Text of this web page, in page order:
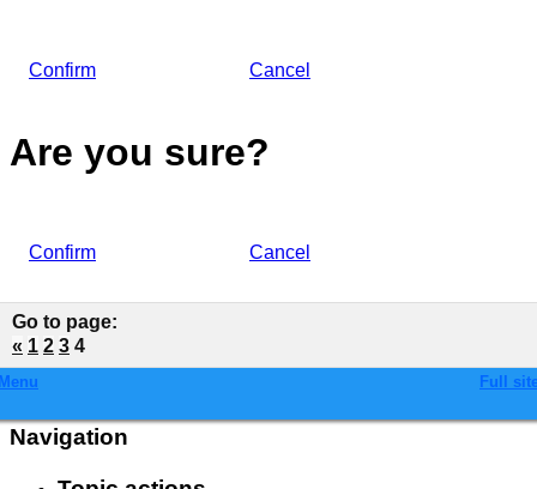
Confirm Cancel
Are you sure?
Confirm Cancel
Go to page:
« 1 2 3 4
Full
Navigation